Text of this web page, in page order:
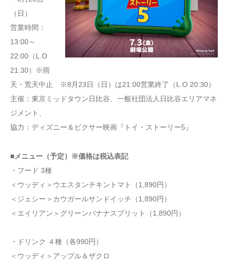
（日）
営業時間：
13:00～
22:00（L.O
21:30）※雨
天・荒天中止 ※8月23日（日）は21:00営業終了（L.O 20:30）
主催：東京ミッドタウン日比谷、一般社団法人日比谷エリアマネ
ジメント、
協力：ディズニー＆ピクサー映画『トイ・ストーリー5』
■メニュー（予定）※価格は税込表記
・フード 3種
＜ウッディ＞ウエスタンチキントマト（1,890円）
＜ジェシー＞カウガールサンドイッチ（1,890円）
＜エイリアン＞グリーンバナナスプリット（1,890円）
・ドリンク ４種（各990円）
＜ウッディ＞アップル＆ザクロ